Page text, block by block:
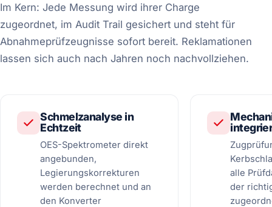
Im Kern: Jede Messung wird ihrer Charge
zugeordnet, im Audit Trail gesichert und steht für
Abnahmeprüfzeugnisse sofort bereit. Reklamationen
lassen sich auch nach Jahren noch nachvollziehen.
Schmelzanalyse in
Echtzeit
OES-Spektrometer direkt
angebunden,
Legierungskorrekturen
werden berechnet und an
den Konverter
alle
der